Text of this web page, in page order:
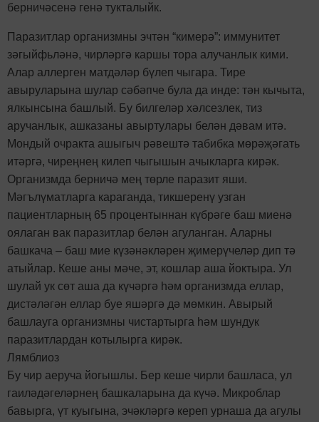
берничәсенә генә тукталыйк.
Паразитлар организмны эчтән “кимерә”: иммунитет
зәгыйфьләнә, чирләргә каршы тора алучанлык кими.
Алар аллерген матдәләр бүлеп чыгара. Тире
авыруларына шулар сәбәпче була да инде: тән кычыта,
ялкынсына башлый. Бу билгеләр хәлсезлек, тиз
аручанлык, ашказаны авыртулары белән дәвам итә.
Мондый очракта ашыгыч рәвештә табибка мөрәҗәгать
итәргә, чиреңнең килеп чыгышын ачыкларга кирәк.
Организмда берничә мең төрле паразит яши.
Мәгълүматларга караганда, тикшеренү узган
пациентларның 65 процентыннан күбрәге баш миенә
оялаган вак паразитлар белән агуланган. Аларны
башкача – баш мие күзәнәкләрен җимерүчеләр дип тә
атыйлар. Кеше аны мәче, эт, кошлар аша йоктыра. Ул
шулай ук сөт аша да күчәргә һәм организмда еллар,
дистәләгән еллар буе яшәргә дә мөмкин. Авырый
башлауга организмны чистартырга һәм шундук
паразитлардан котылырга кирәк.
Лямблиоз
Бу чир аеруча йогышлы. Бер кеше чирли башласа, ул
гаиләдәгеләрнең башкаларына да күчә. Микроблар
бавырга, үт куыгына, эчәкләргә кереп урнаша да агулы